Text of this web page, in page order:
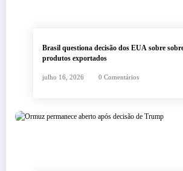
Brasil questiona decisão dos EUA sobre
produtos exportados
julho 16, 2026 0 Comentários